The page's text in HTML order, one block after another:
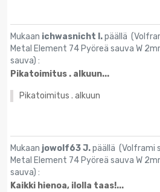
Mukaan ichwasnicht I.päällä (
Metal Element 74 Pyöreä sauva W
sauva) :
Pikatoimitus . alkuun...
Pikatoimitus . alkuun
Mukaan jowolf63 J.päällä (Volframi
Metal Element 74 Pyöreä sauva W
sauva) :
Kaikki hienoa, ilolla taas!...